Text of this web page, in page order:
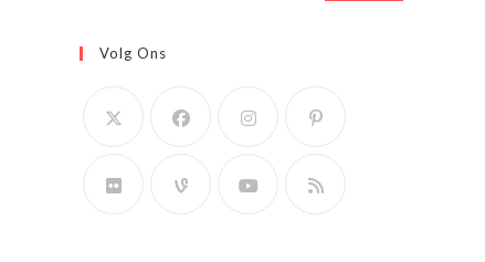
Volg Ons